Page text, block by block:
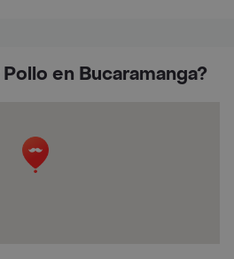
en Bucaramanga?